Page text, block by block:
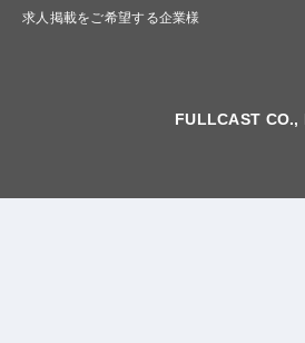
求人掲載をご希望する企業様
FULLCAST